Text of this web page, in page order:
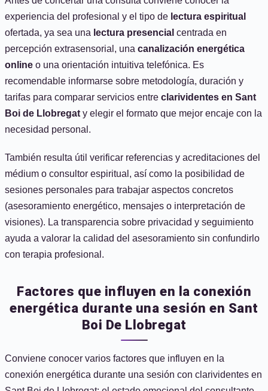
experiencia del profesional y el tipo de lectura espiritual
ofertada, ya sea una lectura presencial centrada en
percepción extrasensorial, una canalización energética
online o una orientación intuitiva telefónica. Es
recomendable informarse sobre metodología, duración y
tarifas para comparar servicios entre clarividentes en Sant
Boi de Llobregat y elegir el formato que mejor encaje con la
necesidad personal.
También resulta útil verificar referencias y acreditaciones del
médium o consultor espiritual, así como la posibilidad de
sesiones personales para trabajar aspectos concretos
(asesoramiento energético, mensajes o interpretación de
visiones). La transparencia sobre privacidad y seguimiento
ayuda a valorar la calidad del asesoramiento sin confundirlo
con terapia profesional.
Factores que influyen en la conexión
energética durante una sesión en Sant
Boi De Llobregat
Conviene conocer varios factores que influyen en la
conexión energética durante una sesión con clarividentes en